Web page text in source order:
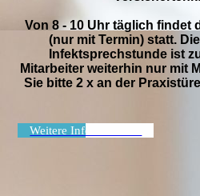
Von 8 - 10 Uhr täglich findet
(nur mit Termin) statt.
Infektsprechstunde ist
Mitarbeiter weiterhin nur mit
Sie bitte 2 x an der
Weitere Informationen